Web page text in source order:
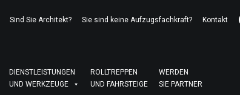
Sind Sie Architekt? Sie sind keine Aufzugsfachkraft? Kontakt
DIENSTLEISTUNGEN
UND WERKZEUGE
ROLLTREPPEN
UND FAHRSTEIGE
WERDEN
SIE PARTNER